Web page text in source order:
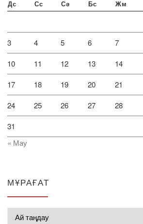
Дс Сс Сә Бс Жм
3 4 5 6 7
10 11 12 13 14
17 18 19 20 21
24 25 26 27 28
31
« Мау
МҰРАҒАТ